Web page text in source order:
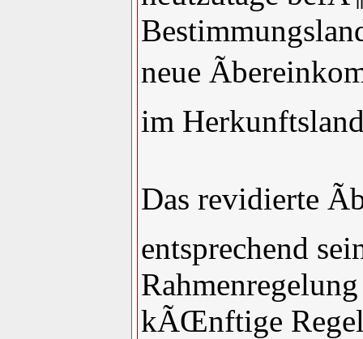
neue
im
Das revidierte
entsprechend
kÃŒnftige